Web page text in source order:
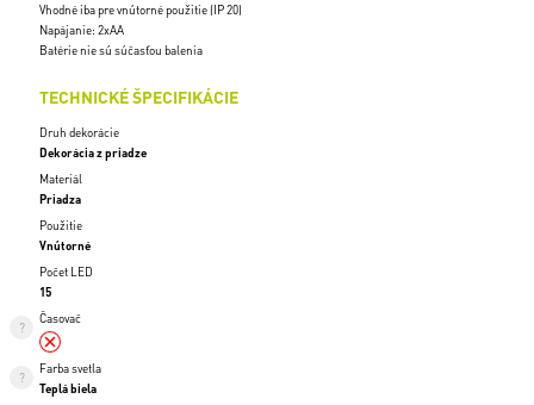
Vhodné iba pre vnútorné použitie (IP 20)
Napájanie: 2xAA
Batérie nie sú súčasťou balenia
TECHNICKÉ ŠPECIFIKÁCIE
Druh dekorácie
Dekorácia z priadze
Materiál
Priadza
Použitie
Vnútorné
Počet LED
15
Časovač
Farba svetla
Teplá biela